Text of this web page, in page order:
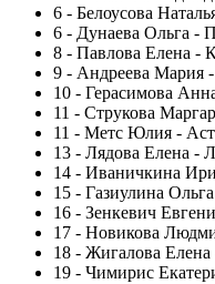
6 - Белоусова
6 - Дунаева Ольга -
8 - Павлова Елена -
9 - Андреева Мария
10 - Герасимова
11 - Струкова
11 - Метс Юлия -
13 - Лядова Елена -
14 - Иваничкина
15 - Газиулина
16 - Зенкевич
17 - Новикова
18 - Жигалова
19 - Чимирис